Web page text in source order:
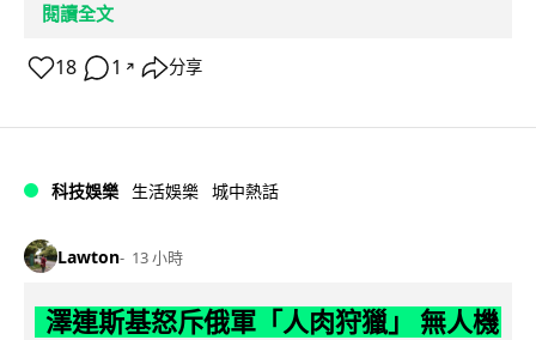
閱讀全文
18 1 ↗ 分享
科技娛樂 生活娛樂 城中熱話
Lawton 13 小時
澤連斯基怒斥俄軍「人肉狩獵」 無人機